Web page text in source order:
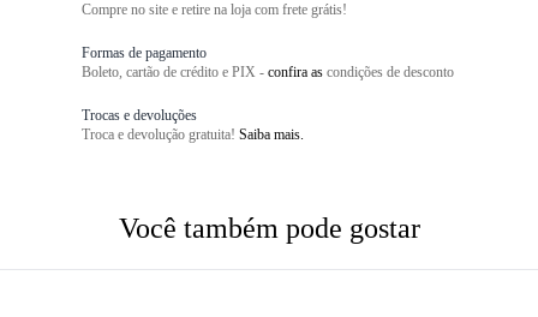
Compre no site e retire na loja com frete grátis!
Formas de pagamento
Boleto, cartão de crédito e PIX - confira as condições de desconto
Trocas e devoluções
Troca e devolução gratuita! Saiba mais.
Você também pode gostar